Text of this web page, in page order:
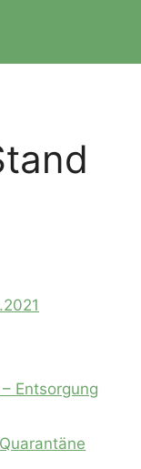
Entsorgung